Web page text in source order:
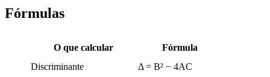
Fórmulas
O que calcular
Fórmula
Discriminante
Δ = B² − 4AC